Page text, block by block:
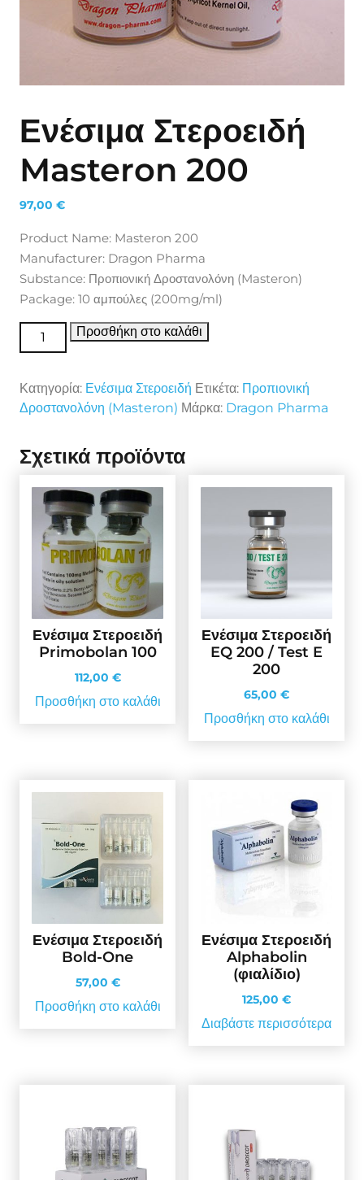
Ενέσιμα Στεροειδή
Masteron 200
97,00 €
Product Name: Masteron 200
Manufacturer: Dragon Pharma
Substance: Προπιονική Δροστανολόνη (Masteron)
Package: 10 αμπούλες (200mg/ml)
Ενέσιμα Στεροειδή Masteron 200 ποσότητα
Προσθήκη στο καλάθι
Κατηγορία: Ενέσιμα Στεροειδή Ετικέτα: Προπιονική
Δροστανολόνη (Masteron) Μάρκα: Dragon Pharma
Σχετικά προϊόντα
Ενέσιμα Στεροειδή
Primobolan 100
112,00 €
Προσθήκη στο καλάθι
Ενέσιμα Στεροειδή
EQ 200 / Test E
200
65,00 €
Προσθήκη στο καλάθι
Ενέσιμα Στεροειδή
Bold-One
57,00 €
Προσθήκη στο καλάθι
Ενέσιμα Στεροειδή
Alphabolin
(φιαλίδιο)
125,00 €
Διαβάστε περισσότερα